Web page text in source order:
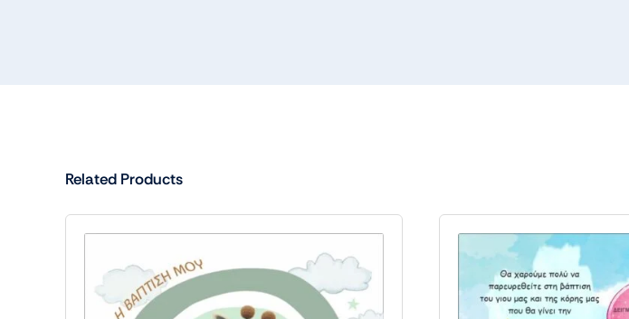
Related Products